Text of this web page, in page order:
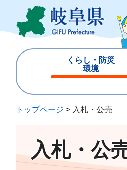
ジ
ュ
くらし・防災
環境
じ
トップページ > 入札・公売
入札・公